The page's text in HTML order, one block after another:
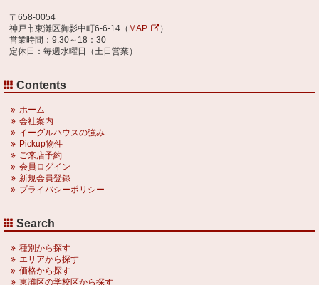
〒658-0054
神戸市東灘区御影中町6-6-14（ MAP
）
営業時間：9:30～18：30
定休日：毎週水曜日（土日営業）
Contents
ホーム
会社案内
イーグルハウスの強み
Pickup物件
ご来店予約
会員ログイン
新規会員登録
プライバシーポリシー
Search
種別から探す
エリアから探す
価格から探す
東灘区の学校区から探す